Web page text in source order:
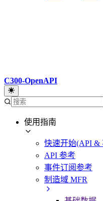
C300-OpenAPI
使用指南
快速开始(API &
API 参考
事件订阅参考
制造域 MFR